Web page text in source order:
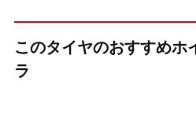
このタイヤのおすすめホ
ラ